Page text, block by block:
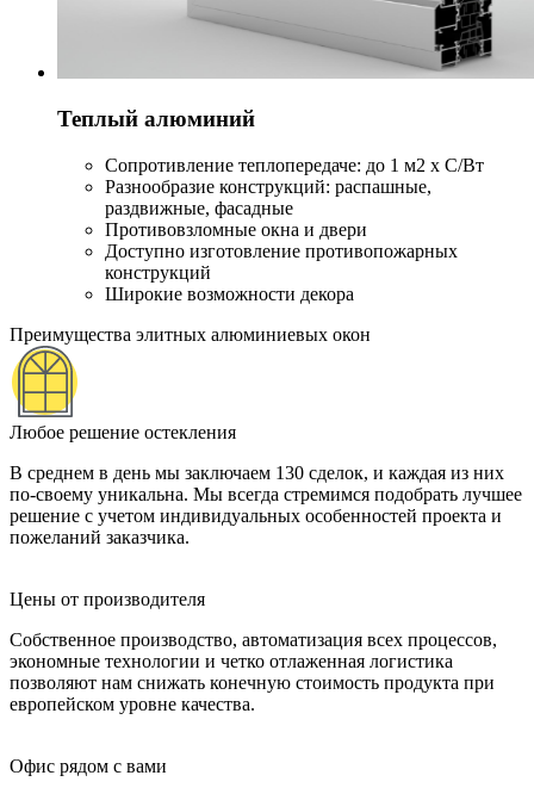
Теплый алюминий
Сопротивление теплопередаче: до 1 м2 х С/Вт
Разнообразие конструкций: распашные,
раздвижные, фасадные
Противовзломные окна и двери
Доступно изготовление противопожарных
конструкций
Широкие возможности декора
Преимущества элитных алюминиевых окон
Любое решение остекления
В среднем в день мы заключаем 130 сделок, и каждая из них
по-своему уникальна. Мы всегда стремимся подобрать лучшее
решение с учетом индивидуальных особенностей проекта и
пожеланий заказчика.
Цены от производителя
Собственное производство, автоматизация всех процессов,
экономные технологии и четко отлаженная логистика
позволяют нам снижать конечную стоимость продукта при
европейском уровне качества.
Офис рядом с вами